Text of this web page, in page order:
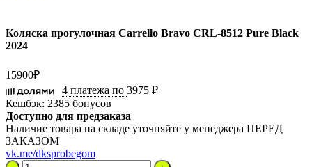
Коляска прогулочная Carrello Bravo CRL-8512 Pure Black
2024
15900₽
4 платежа по 3975 ₽
Кешбэк: 2385 бонусов
Доступно для предзаказа
Наличие товара на складе уточняйте у менеджера ПЕРЕД
ЗАКАЗОМ
vk.me/dksprobegom